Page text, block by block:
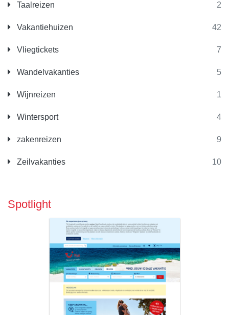
Taalreizen 2
Vakantiehuizen 42
Vliegtickets 7
Wandelvakanties 5
Wijnreizen 1
Wintersport 4
zakenreizen 9
Zeilvakanties 10
Spotlight